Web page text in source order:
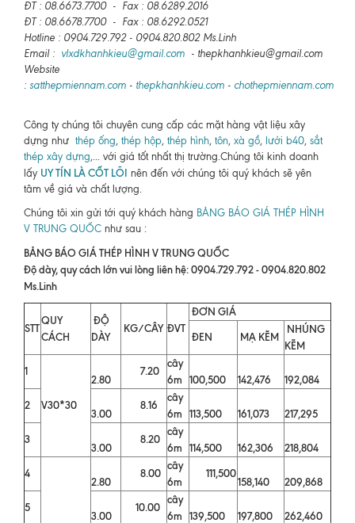
ĐT : 08.6673.7700 - Fax : 08.6289.2016
ĐT : 08.6678.7700 - Fax : 08.6292.0521
Hotline : 0904.729.792 - 0904.820.802 Ms.Linh
Email : vlxdkhanhkieu@gmail.com - thepkhanhkieu@gmail.com
Website
: satthepmiennam.com - thepkhanhkieu.com - chothepmiennam.com
Công ty chúng tôi chuyên cung cấp các mặt hàng vật liệu xây
dựng như thép ống, thép hộp, thép hình, tôn, xà gồ, lưới b40, sắt
thép xây dựng,... với giá tốt nhất thị trường.Chúng tôi kinh doanh
lấy UY TÍN LÀ CỐT LÕI nên đến với chúng tôi quý khách sẽ yên
tâm về giá và chất lượng.
Chúng tôi xin gửi tới quý khách hàng BẢNG BÁO GIÁ THÉP HÌNH
V TRUNG QUỐC như sau :
BẢNG BÁO GIÁ THÉP HÌNH V TRUNG QUỐC
Độ dày, quy cách lớn vui lòng liên hệ: 0904.729.792 - 0904.820.802
Ms.Linh
STT
QUY
CÁCH
ĐỘ
DÀY
KG/CÂY ĐVT
ĐƠN GIÁ
ĐEN
MẠ KẼM
NHÚNG
KẼM
1
V30*30
2.80
7.20
cây
6m
100,500 142,476
192,084
2
3.00
8.16
cây
6m
113,500 161,073
217,295
3
3.00
8.20
cây
6m
114,500 162,306
218,804
4
2.80
8.00
cây
6m
111,500
158,140
209,868
5
3.00
10.00
cây
6m
139,500 197,800
262,460